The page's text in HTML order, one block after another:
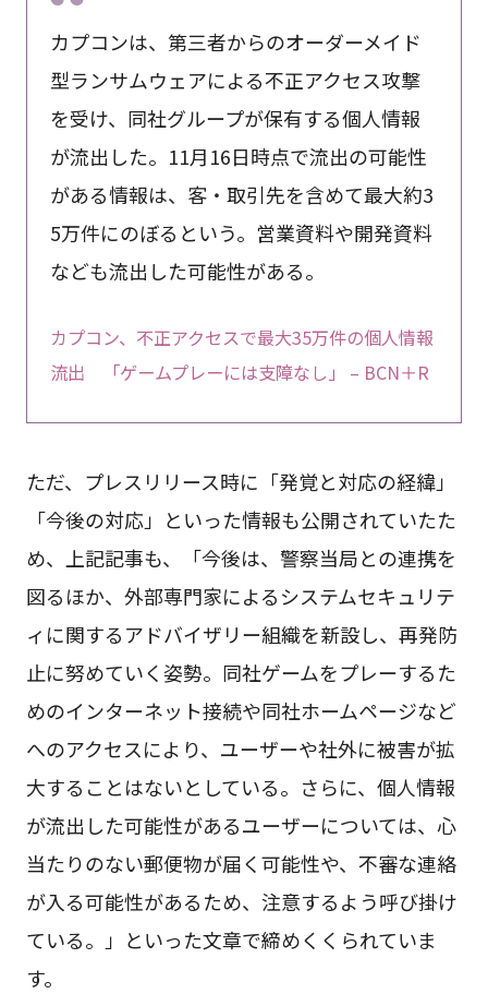
カプコンは、第三者からのオーダーメイド
型ランサムウェアによる不正アクセス攻撃
を受け、同社グループが保有する個人情報
が流出した。11月16日時点で流出の可能性
がある情報は、客・取引先を含めて最大約3
5万件にのぼるという。営業資料や開発資料
なども流出した可能性がある。
カプコン、不正アクセスで最大35万件の個人情報
流出 「ゲームプレーには支障なし」 – BCN＋R
ただ、プレスリリース時に「発覚と対応の経緯」
「今後の対応」といった情報も公開されていたた
め、上記記事も、「今後は、警察当局との連携を
図るほか、外部専門家によるシステムセキュリテ
ィに関するアドバイザリー組織を新設し、再発防
止に努めていく姿勢。同社ゲームをプレーするた
めのインターネット接続や同社ホームページなど
へのアクセスにより、ユーザーや社外に被害が拡
大することはないとしている。さらに、個人情報
が流出した可能性があるユーザーについては、心
当たりのない郵便物が届く可能性や、不審な連絡
が入る可能性があるため、注意するよう呼び掛け
ている。」といった文章で締めくくられていま
す。